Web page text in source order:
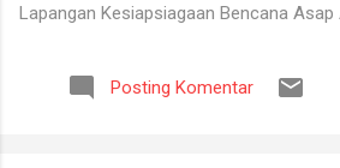
Lapangan Kesiapsiagaan Bencana Asap
yang digelar di Lapangan Upacara
Terpadu (KPT) Tanjung Senai, Kabupaten
Posting Komentar